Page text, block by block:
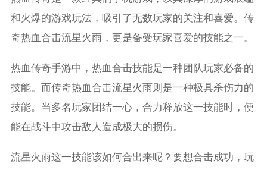
和火爆的游戏玩法，吸引了无数玩家的关注和喜爱。传
奇热血合击流星火雨，更是备受玩家喜爱的技能之一。
热血传奇手游中，热血合击技能是一种团队玩家必备的
技能。而传奇热血合击流星火雨则是一种极具杀伤力的
技能。当多名玩家团结一心，合力释放这一技能时，便
能在战斗中攻击敌人造成极大的损伤。
流星火雨这一技能该如何合出来呢？要想合击成功，玩